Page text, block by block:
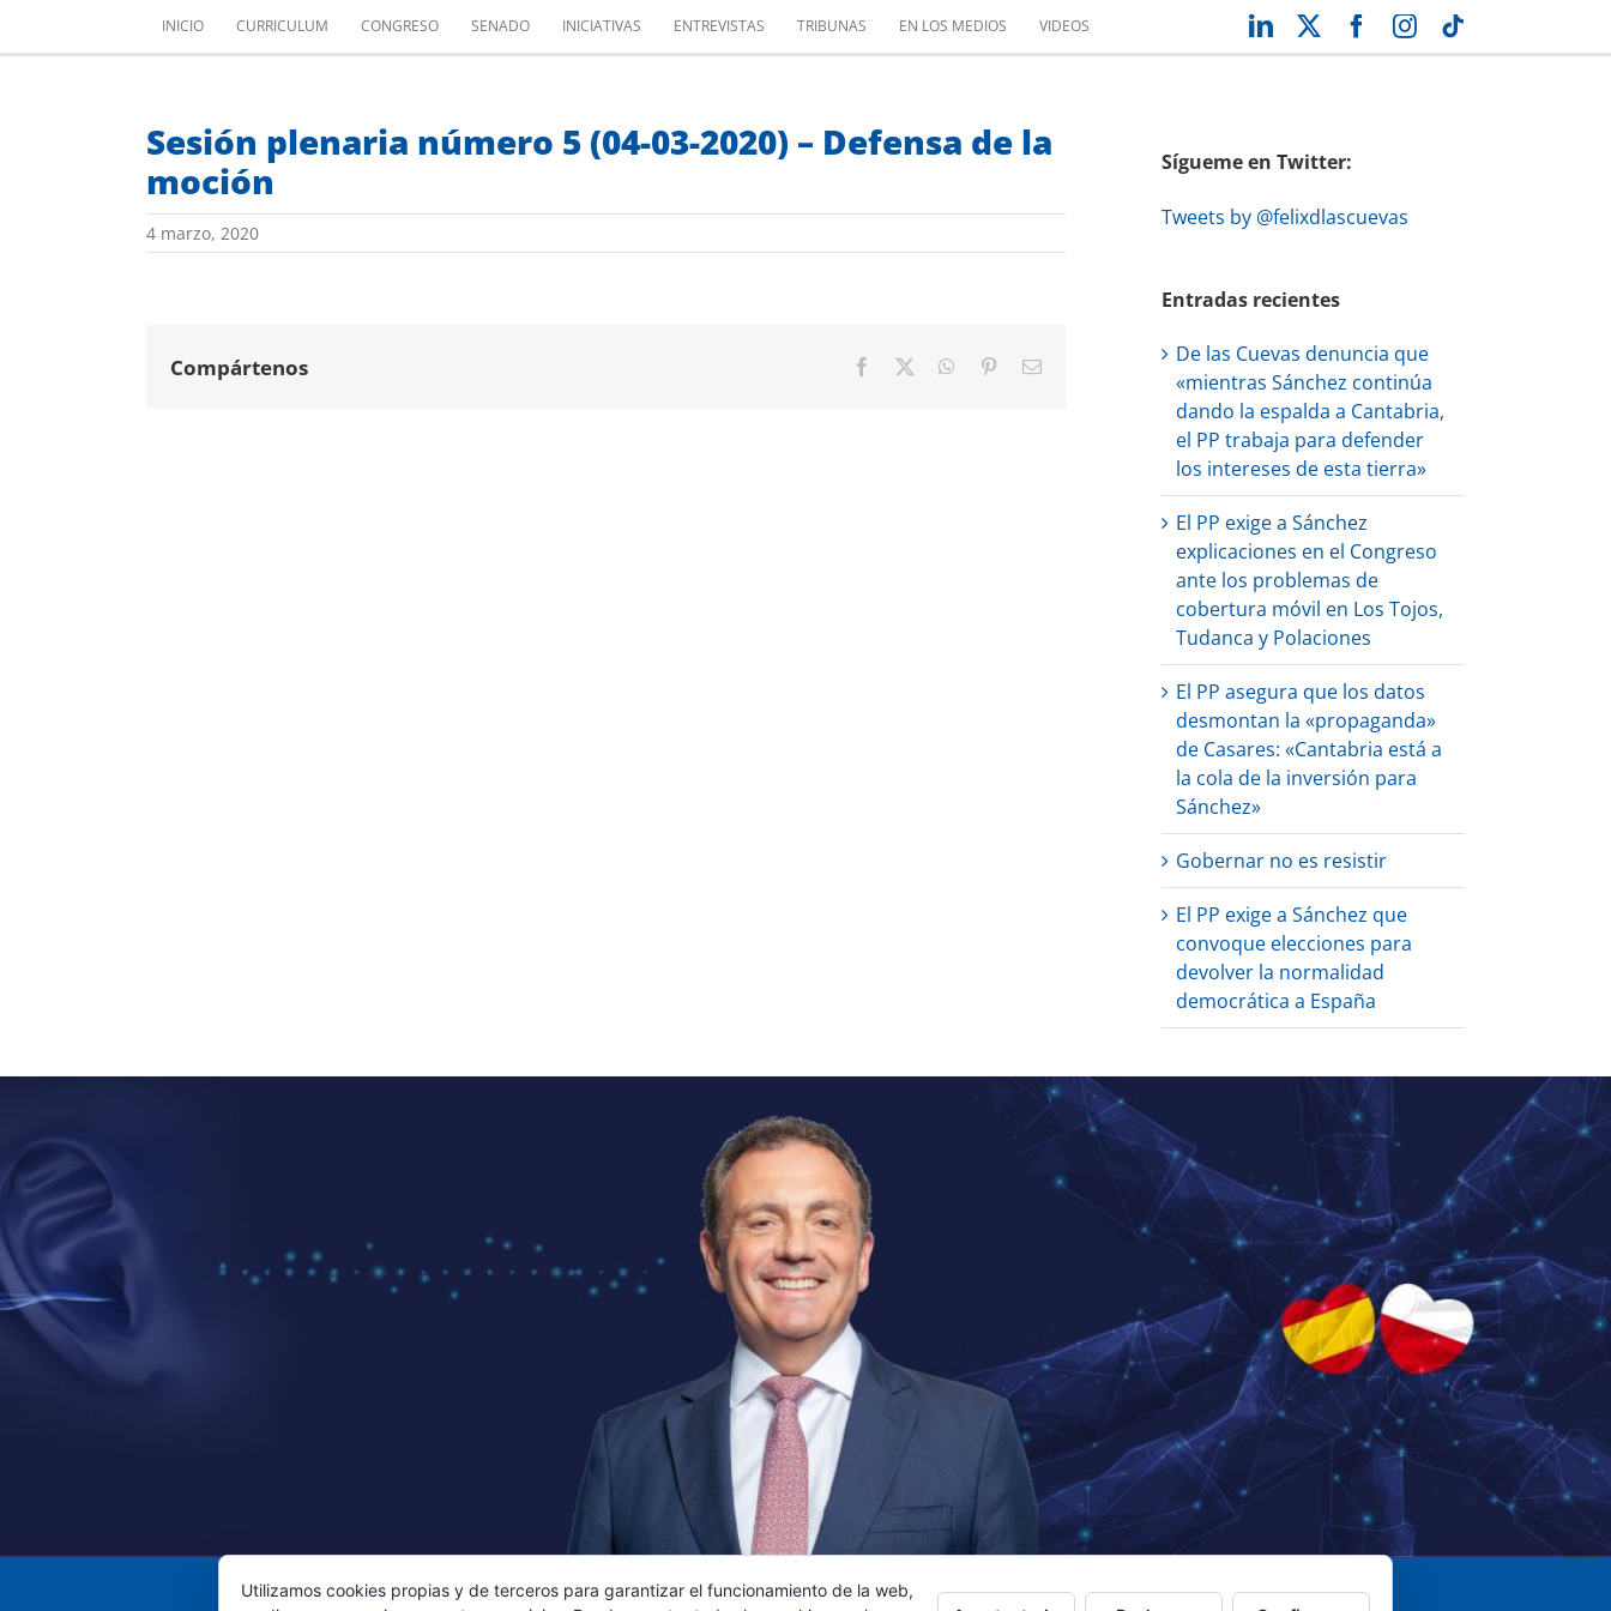
INICIO CURRICULUM CONGRESO SENADO INICIATIVAS ENTREVISTAS TRIBUNAS EN LOS MEDIOS VIDEOS LinkedIn Facebook
Instagram
Sesión plenaria número 5 (04-03-2020) – Defensa de la
moción
4 marzo, 2020
Compártenos Facebook WhatsApp
PinterestCorreo
Sígueme en Twitter:
Tweets by @felixdlascuevas
Entradas recientes
De las Cuevas denuncia que
«mientras Sánchez continúa
dando la espalda a Cantabria,
el PP trabaja para defender
los intereses de esta tierra»
El PP exige a Sánchez
explicaciones en el Congreso
ante los problemas de
cobertura móvil en Los Tojos,
Tudanca y Polaciones
El PP asegura que los datos
desmontan la «propaganda»
de Casares: «Cantabria está a
la cola de la inversión para
Sánchez»
Gobernar no es resistir
El PP exige a Sánchez que
convoque elecciones para
devolver la normalidad
democrática a España
Utilizamos cookies propias y de terceros para garantizar el funcionamiento de la web,